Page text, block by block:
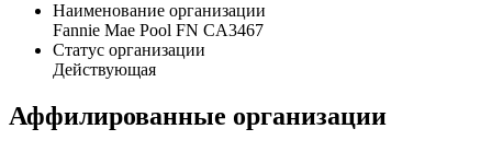
Наименование организации
Fannie Mae Pool FN CA3467
Статус организации
Действующая
Аффилированные организации